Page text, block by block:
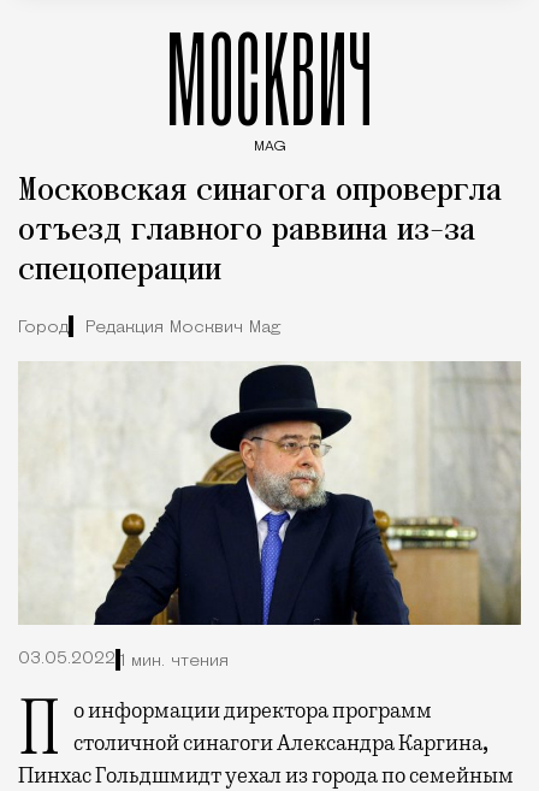
МОСКВИЧ
MAG
Московская синагога опровергла
отъезд главного раввина из-за
спецоперации
Город Редакция Москвич Mag
03.05.2022 1 мин. чтения
По информации директора программ столичной синагоги Александра Каргина,
Пинхас Гольдшмидт уехал из города по семейным